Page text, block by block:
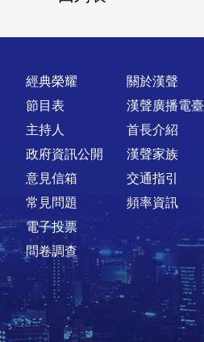
快速連結
經典榮耀
節目表
主持人
政府資訊公開
意見信箱
常見問題
電子投票
問卷調查
關於漢聲
漢聲廣播電臺
首長介紹
漢聲家族
交通指引
頻率資訊